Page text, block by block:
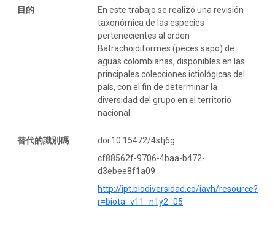
目的
En este trabajo se realizó una revisión
taxonómica de las especies
pertenecientes al orden
Batrachoidiformes (peces sapo) de
aguas colombianas, disponibles en las
principales colecciones ictiológicas del
país, con el fin de determinar la
diversidad del grupo en el territorio
nacional
替代的識別碼
doi:10.15472/4stj6g
cf88562f-9706-4baa-b472-
d3ebee8f1a09
http://ipt.biodiversidad.co/iavh/resource?
r=biota_v11_n1y2_05